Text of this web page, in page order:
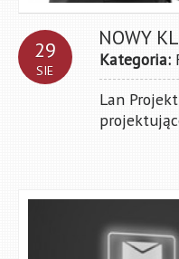
29
SIE
NOWY
Kategoria:
Lan